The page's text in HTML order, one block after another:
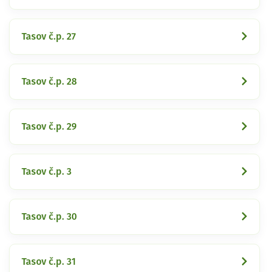
Tasov č.p. 27
Tasov č.p. 28
Tasov č.p. 29
Tasov č.p. 3
Tasov č.p. 30
Tasov č.p. 31